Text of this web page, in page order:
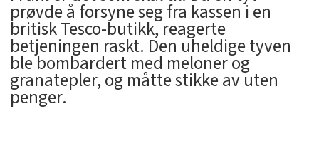
prøvde å forsyne seg fra kassen i en
britisk Tesco-butikk, reagerte
betjeningen raskt. Den uheldige tyven
ble bombardert med meloner og
granatepler, og måtte stikke av uten
penger.